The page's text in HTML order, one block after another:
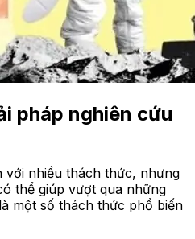
pháp nghiên cứu
với nhiều thách thức, nhưng
thể giúp vượt qua những
một số thách thức phổ biến